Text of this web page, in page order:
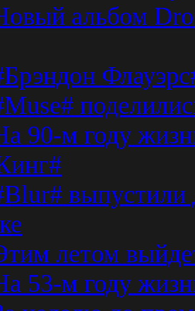
альбом
90-м году
выпустили
летом
53-м году